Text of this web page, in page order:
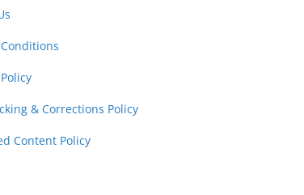
& Corrections Policy
Content Policy